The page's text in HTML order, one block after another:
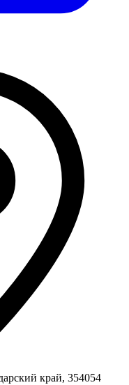
край, 354054